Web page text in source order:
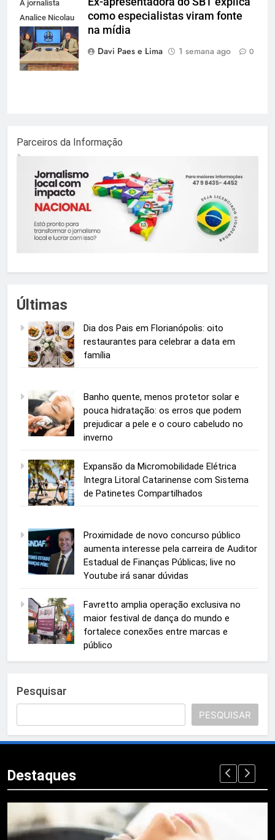
A jornalista
Analice Nicolau
e Claudio
Golçalves
como especialistas viram fonte
na mídia
Davi Paes e Lima
1 semana ago 0
Parceiros da Informação
Últimas
Dia dos Pais em Florianópolis: oito
restaurantes para celebrar a data em
família
Banho quente, menos protetor solar e
pouca hidratação: os erros que podem
prejudicar a pele e o couro cabeludo no
inverno
Expansão da Micromobilidade Elétrica
Integra Litoral Catarinense com Sistema
de Patinetes Compartilhados
Proximidade de novo concurso público
aumenta interesse pela carreira de Auditor
Estadual de Finanças Públicas; live no
Youtube irá sanar dúvidas
Favretto amplia operação exclusiva no
maior festival de dança do mundo e
fortalece conexões entre marcas e
público
Pesquisar
PESQUISAR
Destaques